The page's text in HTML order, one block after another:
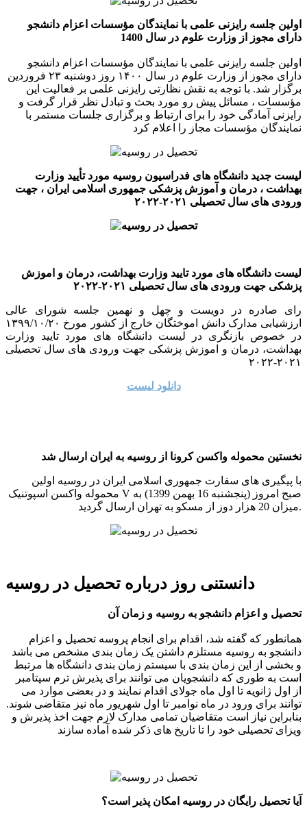
اولین جلسه رایزنی علمی با نمایندگان مؤسسات اعزام دانشجو
دارای مجوز از وزارت علوم در سال 1400
اولین جلسه رایزنی علمی با نمایندگان مؤسسات اعزام دانشجو
دارای مجوز از وزارت علوم در سال ۱۴۰۰ روز دوشنبه ۲۳ فروردین
برگزار شد. با توجه به نقش نظارتی رایزنی علمی بر فعالیت این
مؤسسات ، مسائل پیش رو مورد بحث و تبادل نظر قرار گرفت و
رایزنی آمادگی خود را برای ارتباط و برگزاری جلسات مستمر با
نمایندگان مؤسسات مجاز را اعلام کرد
لیست جدید دانشگاه های فدراسیون روسیه مورد تأیید وزارت
بهداشت ، درمان و آموزش پزشکی جمهوری اسلامی ایران ، جهت
ورودی های سال تحصیلی ۲۰۲۱-۲۰۲۲
لیست دانشگاه های مورد تایید وزارت بهداشت، درمان و اموزش
پزشکی جهت ورودی های سال تحصیلی ۲۰۲۱-۲۰۲۲
رای صادره در دویست و چهل و نهمین جلسه شورای عالی
ارزشیابی مدارک دانش اموختگان خارج از کشور مورخ ۱۳۹۹/۱۰/۲۰
در خصوص بازنگری در لیست دانشگاه های مورد تایید وزارت
بهداشت، درمان و اموزش پزشکی جهت ورودی های سال تحصیلی
۲۰۲۱-۲۰۲۲
دانلود لیست
نخستین محموله واکسن کرونا از روسیه به ایران ارسال شد
با پیگیری های سفارت جمهوری اسلامی ایران در روسیه اولین
محموله واکسن اسپوتنیک V صبح امروز (پنجشنبه 16 بهمن 1399) به
میزان 20 هزار دوز از مسکو به تهران ارسال گردید.
دانستنی روز درباره تحصیل در روسیه
تحصیل و اعزام دانشجو به روسیه و زمان آن
همانطور که گفته شد، اقدام برای انجام پروسه تحصیل و اعزام
دانشجو به روسیه مستلزم داشتن یک زمان بندی مشخص می باشد
و بخشی از این زمان بندی با سیستم زمان بندی دانشگاه ها مرتبط
است به طوری که دانشجویان می توانند برای پذیرش ترم سپتامبر
از اول ژانویه تا اول ماه جولای اقدام نمایند و در بعضی موارد می
توانند برای ورود در ماه نوامبر تا اول شهریور ماه نیز متقاضی شوند.
بنابراین نیاز است متقاضیان تمامی مدارک لازم جهت اخذ پذیرش و
ویزای تحصیلی خود را تا تاریخ های ذکر شده آماده سازند
آیا تحصیل رایگان در روسیه امکان پذیر است؟